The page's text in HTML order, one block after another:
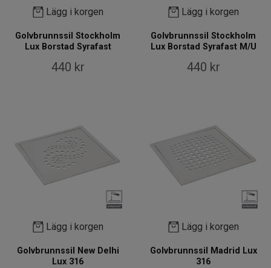
Lägg i korgen
Golvbrunnssil Stockholm
Lux Borstad Syrafast
440 kr
Lägg i korgen
Golvbrunnssil Stockholm
Lux Borstad Syrafast M/U
440 kr
Lägg i korgen
Golvbrunnssil New Delhi
Lux 316
Lägg i korgen
Golvbrunnssil Madrid Lux
316